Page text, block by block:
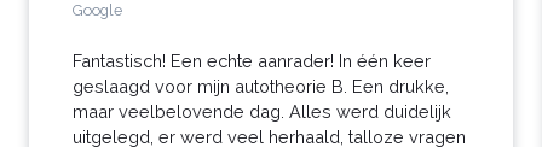
Google
Fantastisch! Een echte aanrader! In één keer
geslaagd voor mijn autotheorie B. Een drukke,
maar veelbelovende dag. Alles werd duidelijk
uitgelegd, er werd veel herhaald, talloze vragen